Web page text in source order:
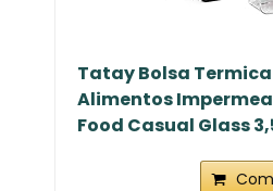
Tatay Bolsa
Alimentos
Food Casual Glass